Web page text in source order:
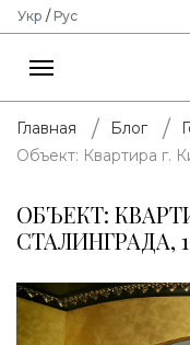
Укр / Рус
Главная Блог
Объект: Квартира г.
ОБЪЕКТ:
СТАЛИНГРАДА,